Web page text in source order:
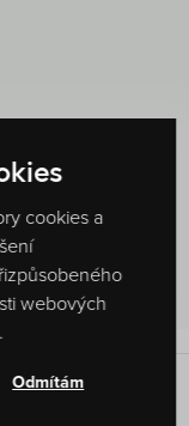
cookies a
webových
Odmítám